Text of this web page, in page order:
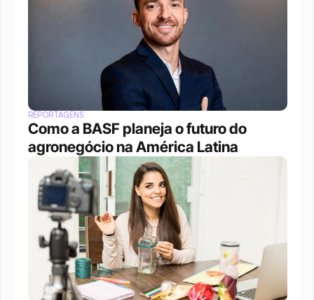
REPORTAGENS
Como a BASF planeja o futuro do
agronegócio na América Latina